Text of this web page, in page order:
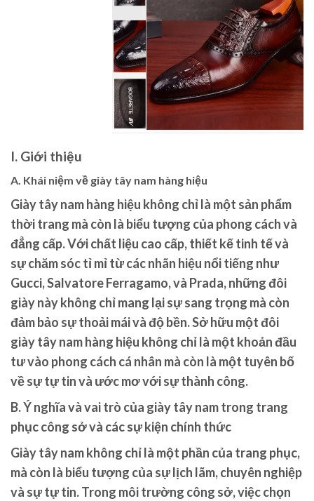
I. Giới thiệu
A. Khái niệm về giày tây nam hàng hiệu
Giày tây nam hàng hiệu không chỉ là một sản phẩm
thời trang mà còn là biểu tượng của phong cách và
đẳng cấp. Với chất liệu cao cấp, thiết kế tinh tế và
sự chăm sóc tỉ mỉ từ các nhãn hiệu nổi tiếng như
Gucci, Salvatore Ferragamo, và Prada, những đôi
giày này không chỉ mang lại sự sang trọng mà còn
đảm bảo sự thoải mái và độ bền. Sở hữu một đôi
giày tây nam hàng hiệu không chỉ là một khoản đầu
tư vào phong cách cá nhân mà còn là một tuyên bố
về sự tự tin và ước mơ với sự thành công.
B. Ý nghĩa và vai trò của giày tây nam trong trang
phục công sở và các sự kiện chính thức
Giày tây nam không chỉ là một phần của trang phục,
mà còn là biểu tượng của sự lịch lãm, chuyên nghiệp
và sự tự tin. Trong môi trường công sở, việc chọn